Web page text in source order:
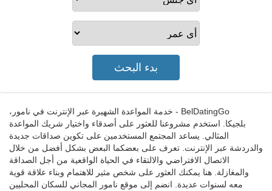
BelDatingGo - خدمة المواعدة الشهيرة عبر الإنترنت في نامور،
بلجيكا. استخدم مشروعنا للعثور على أصدقاء واختيار شريك المواعدة
المثالي. يساعد المجتمع المستخدمين على تكوين صداقات جديدة
والدردشة عبر الإنترنت. تعرف على بعضكما البعض بشكل أفضل من خلال
الاتصال الافتراضي والالتقاء في الحياة الواقعية من أجل الصداقة
والمغازلة. هنا يمكنك العثور على شخص مثير للاهتمام وبناء علاقة قوية
معه لسنوات عديدة. انضم إلى موقع نامور المجاني للسكان المحليين